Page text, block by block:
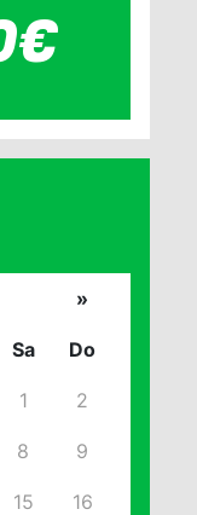
»
Sa Do
1 2
8 9
15 16